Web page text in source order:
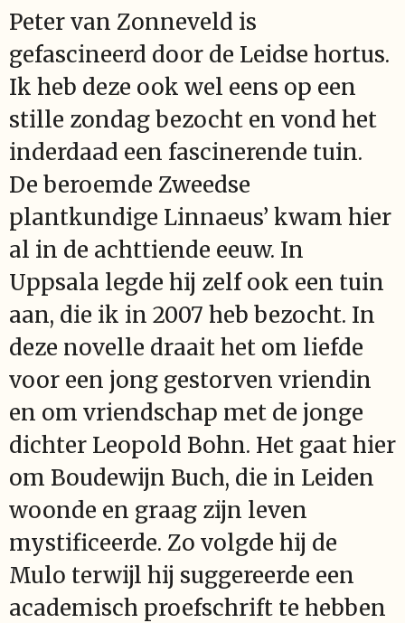
Peter van Zonneveld is
gefascineerd door de Leidse hortus.
Ik heb deze ook wel eens op een
stille zondag bezocht en vond het
inderdaad een fascinerende tuin.
De beroemde Zweedse
plantkundige Linnaeus’ kwam hier
al in de achttiende eeuw. In
Uppsala legde hij zelf ook een tuin
aan, die ik in 2007 heb bezocht. In
deze novelle draait het om liefde
voor een jong gestorven vriendin
en om vriendschap met de jonge
dichter Leopold Bohn. Het gaat hier
om Boudewijn Buch, die in Leiden
woonde en graag zijn leven
mystificeerde. Zo volgde hij de
Mulo terwijl hij suggereerde een
academisch proefschrift te hebben